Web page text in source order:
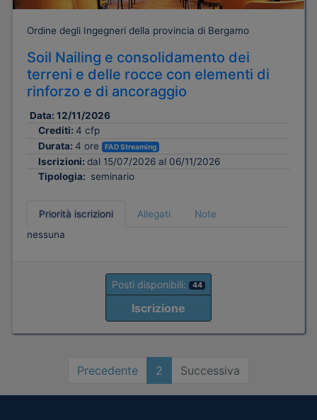
Ordine degli Ingegneri della provincia di Bergamo
Soil Nailing e consolidamento dei
terreni e delle rocce con elementi di
rinforzo e di ancoraggio
Data: 12/11/2026
Crediti: 4 cfp
Durata: 4 ore FAD Streaming
Iscrizioni: dal 15/07/2026 al 06/11/2026
Tipologia: seminario
Priorità iscrizioni Allegati
Note
nessuna
Posti disponibili: 44
Iscrizione
Precedente 2 Successiva